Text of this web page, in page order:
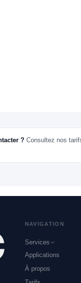
? Consultez nos
NAVIGATION
Services
Industrie &
Agroalimentaire,
Pharma
Applications
À propos